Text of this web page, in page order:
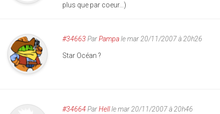
plus que par coeur...)
#34663 ParPampale mar 20/11/2007 à 20h26
Star Océan ?
#34664 ParHellle mar 20/11/2007 à 20h46